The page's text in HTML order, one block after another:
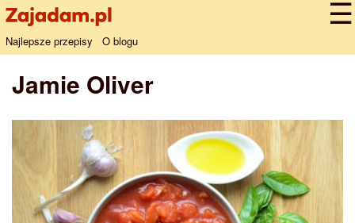
Najlepsze przepisy O blogu
Jamie Oliver